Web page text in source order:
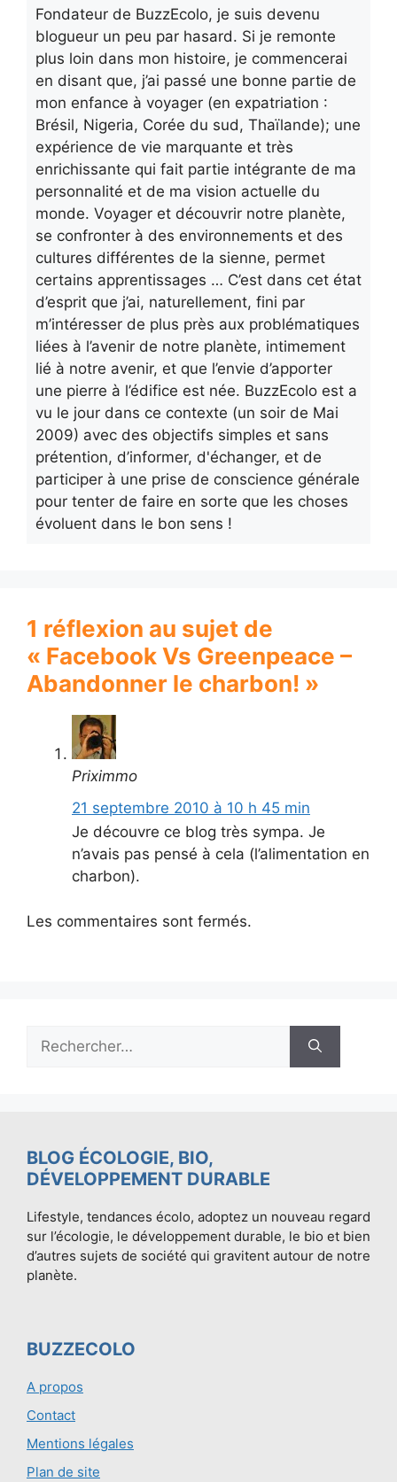
Fondateur de BuzzEcolo, je suis devenu
blogueur un peu par hasard. Si je remonte
plus loin dans mon histoire, je commencerai
en disant que, j’ai passé une bonne partie de
mon enfance à voyager (en expatriation :
Brésil, Nigeria, Corée du sud, Thaïlande); une
expérience de vie marquante et très
enrichissante qui fait partie intégrante de ma
personnalité et de ma vision actuelle du
monde. Voyager et découvrir notre planète,
se confronter à des environnements et des
cultures différentes de la sienne, permet
certains apprentissages … C’est dans cet état
d’esprit que j’ai, naturellement, fini par
m’intéresser de plus près aux problématiques
liées à l’avenir de notre planète, intimement
lié à notre avenir, et que l’envie d’apporter
une pierre à l’édifice est née. BuzzEcolo est a
vu le jour dans ce contexte (un soir de Mai
2009) avec des objectifs simples et sans
prétention, d’informer, d'échanger, et de
participer à une prise de conscience générale
pour tenter de faire en sorte que les choses
évoluent dans le bon sens !
1 réflexion au sujet de
« Facebook Vs Greenpeace –
Abandonner le charbon! »
Priximmo
21 septembre 2010 à 10 h 45 min
Je découvre ce blog très sympa. Je
n’avais pas pensé à cela (l’alimentation en
charbon).
Les commentaires sont fermés.
Rechercher :
BLOG ÉCOLOGIE, BIO,
DÉVELOPPEMENT DURABLE
Lifestyle, tendances écolo, adoptez un nouveau regard
sur l’écologie, le développement durable, le bio et bien
d’autres sujets de société qui gravitent autour de notre
planète.
BUZZECOLO
A propos
Contact
Mentions légales
Plan de site